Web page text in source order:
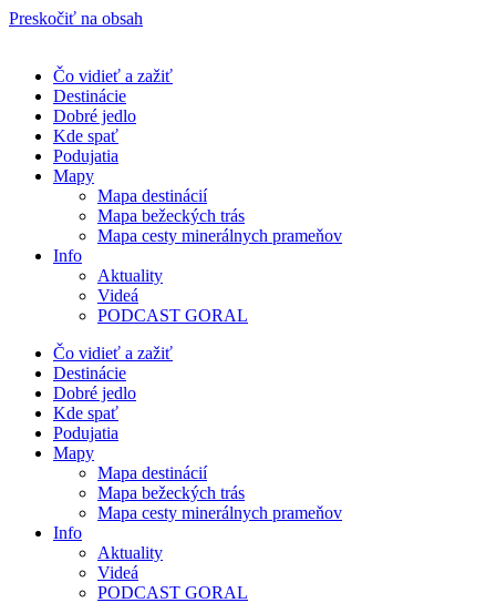
Preskočiť na obsah
Čo vidieť a zažiť
Destinácie
Dobré jedlo
Kde spať
Podujatia
Mapy
Mapa destinácií
Mapa bežeckých trás
Mapa cesty minerálnych prameňov
Info
Aktuality
Videá
PODCAST GORAL
Čo vidieť a zažiť
Destinácie
Dobré jedlo
Kde spať
Podujatia
Mapy
Mapa destinácií
Mapa bežeckých trás
Mapa cesty minerálnych prameňov
Info
Aktuality
Videá
PODCAST GORAL